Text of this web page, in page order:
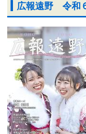
広報遠野 令和